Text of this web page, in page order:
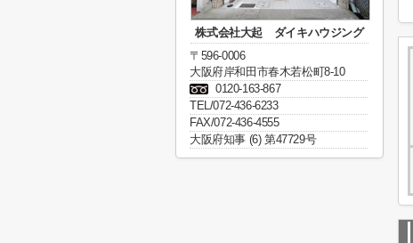
株式会社大起 ダイキハウジング
〒596-0006
大阪府岸和田市春木若松町8-10
0120-163-867
TEL/072-436-6233
FAX/072-436-4555
大阪府知事 (6) 第47729号